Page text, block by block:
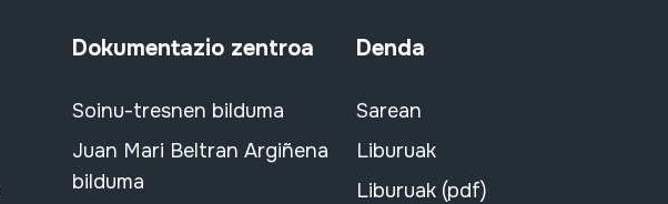
Dokumentazio zentroa
Soinu-tresnen bilduma
Juan Mari Beltran Argiñena
bilduma
Denda
Sarean
Liburuak
Liburuak (pdf)